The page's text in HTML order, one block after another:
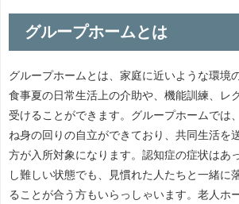
グループホームとは
グループホームとは、家庭に近いような環境
食事夏の日常生活上の介助や、機能訓練、レ
受けることができます。グループホームでは
ね身の回りの自立ができており、共同生活を
方が入所対象になります。認知症の症状はあ
し難しい状態でも、見慣れた人たちと一緒に
ることが合う方もいらっしゃいます。老人ホ